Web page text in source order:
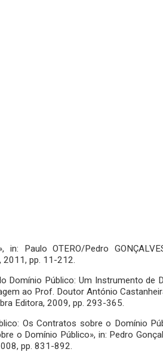
Paulo OTERO/Pedro
2011, pp. 11-212.
Domínio Público: Um Instrumento de
ao Prof. Doutor António
Editora, 2009, pp. 293-365.
Os Contratos sobre o Domínio
o Domínio Público», in: Pedro
pp. 831-892.